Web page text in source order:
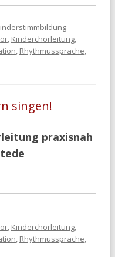
, Kinderchorleitung,
, Rhythmussprache,
singen!
praxisnah
, Kinderchorleitung,
, Rhythmussprache,